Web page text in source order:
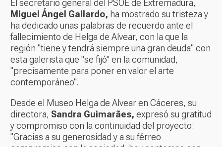
El secretario general del PSOE de Extremadura,
Miguel Ángel Gallardo, ha mostrado su tristeza y
ha dedicado unas palabras de recuerdo ante el
fallecimiento de Helga de Alvear, con la que la
región "tiene y tendrá siempre una gran deuda" con
esta galerista que "se fijó" en la comunidad,
"precisamente para poner en valor el arte
contemporáneo".
Desde el Museo Helga de Alvear en Cáceres, su
directora, Sandra Guimarães, expresó su gratitud
y compromiso con la continuidad del proyecto:
"Gracias a su generosidad y a su férreo